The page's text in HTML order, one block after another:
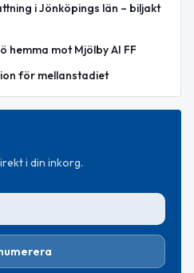
i Jönköpings län – biljakt
hemma mot Mjölby AI FF
för mellanstadiet
i din inkorg.